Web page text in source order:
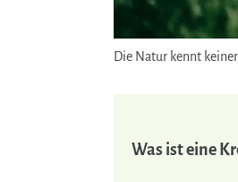
Die Natur kennt
Was ist eine